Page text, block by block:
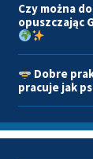
Czy można
opuszczając
Dobre
pracuje jak